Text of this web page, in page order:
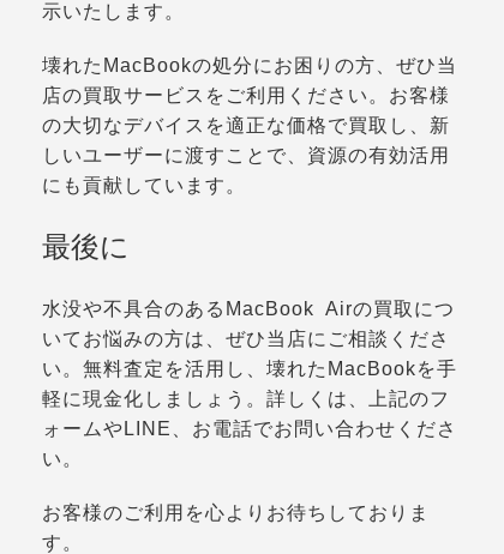
示いたします。
壊れたMacBookの処分にお困りの方、ぜひ当
店の買取サービスをご利用ください。お客様
の大切なデバイスを適正な価格で買取し、新
しいユーザーに渡すことで、資源の有効活用
にも貢献しています。
最後に
水没や不具合のあるMacBook Airの買取につ
いてお悩みの方は、ぜひ当店にご相談くださ
い。無料査定を活用し、壊れたMacBookを手
軽に現金化しましょう。詳しくは、上記のフ
ォームやLINE、お電話でお問い合わせくださ
い。
お客様のご利用を心よりお待ちしておりま
す。